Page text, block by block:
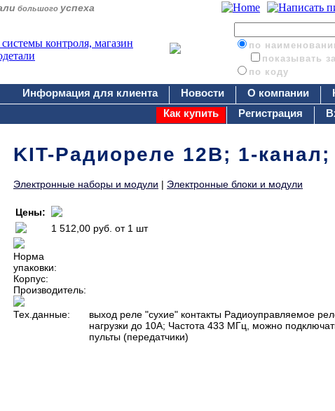
большого успеха
по
показывать
по коду
Информация для клиента Новости О компании
Как купить
Регистрация
KIT-Радиореле 12В; 1-
Электронные наборы и модули | Электронные блоки и модули
Цены:
1 512,00 руб. от 1 шт
Норма
упаковки:
Корпус:
Производитель:
Тех.данные:
выход реле "сухие" контакты Радиоуправляемое
нагрузки до 10А; Частота 433 МГц, можно
пульты (передатчики)